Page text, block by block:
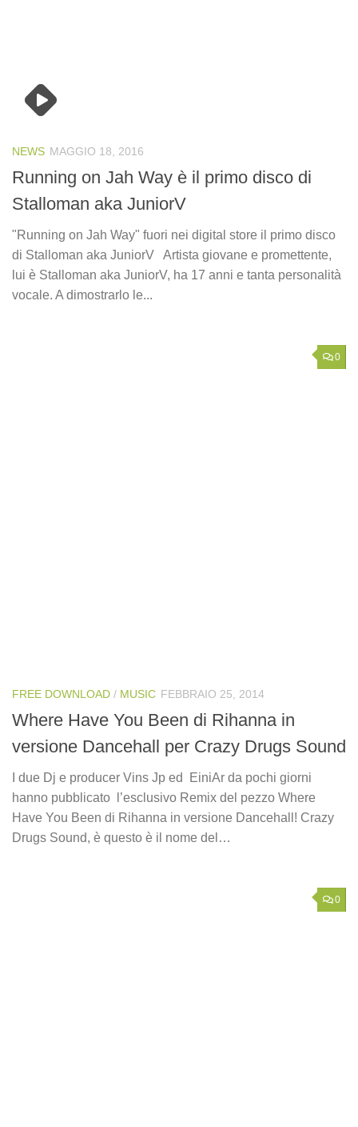
NEWS MAGGIO 18, 2016
Running on Jah Way è il primo disco di
Stalloman aka JuniorV
"Running on Jah Way" fuori nei digital store il primo disco
di Stalloman aka JuniorV Artista giovane e promettente,
lui è Stalloman aka JuniorV, ha 17 anni e tanta personalità
vocale. A dimostrarlo le...
0
FREE DOWNLOAD / MUSIC FEBBRAIO 25, 2014
Where Have You Been di Rihanna in
versione Dancehall per Crazy Drugs Sound
I due Dj e producer Vins Jp ed EiniAr da pochi giorni
hanno pubblicato l’esclusivo Remix del pezzo Where
Have You Been di Rihanna in versione Dancehall! Crazy
Drugs Sound, è questo è il nome del…
0